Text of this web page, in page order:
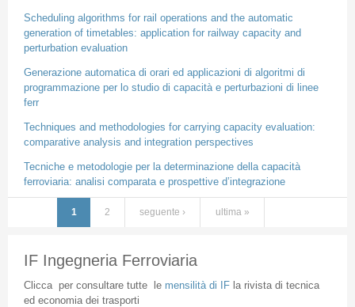
Scheduling algorithms for rail operations and the automatic
generation of timetables: application for railway capacity and
perturbation evaluation
Generazione automatica di orari ed applicazioni di algoritmi di
programmazione per lo studio di capacità e perturbazioni di linee
ferr
Techniques and methodologies for carrying capacity evaluation:
comparative analysis and integration perspectives
Tecniche e metodologie per la determinazione della capacità
ferroviaria: analisi comparata e prospettive d’integrazione
1 2 seguente › ultima »
IF Ingegneria Ferroviaria
Cliccaper consultare tuttele mensilità di IFla rivista di tecnica
ed economia dei trasporti